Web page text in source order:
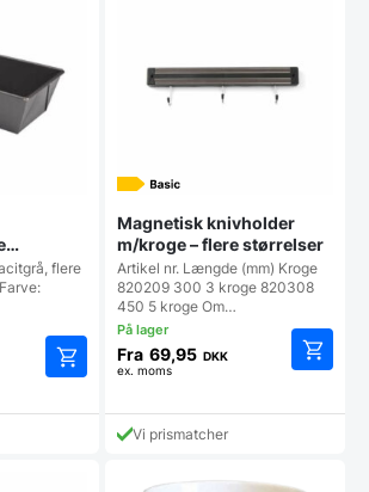
flere
vare
Magnetisk knivholder
m/kroge – flere størrelser
Artikel nr. Længde (mm) Kroge
820209 300 3 kroge 820308
450 5 kroge Om…
Fra 69,95 DKK
ex. moms
Vi prismatcher